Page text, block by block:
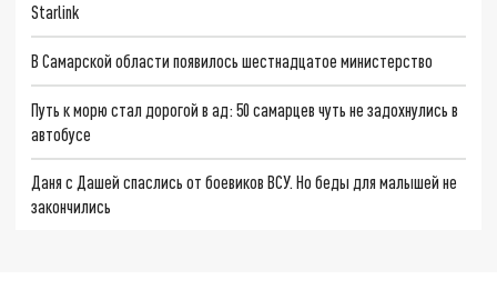
Starlink
В Самарской области появилось шестнадцатое министерство
Путь к морю стал дорогой в ад: 50 самарцев чуть не задохнулись в
автобусе
Даня с Дашей спаслись от боевиков ВСУ. Но беды для малышей не
закончились